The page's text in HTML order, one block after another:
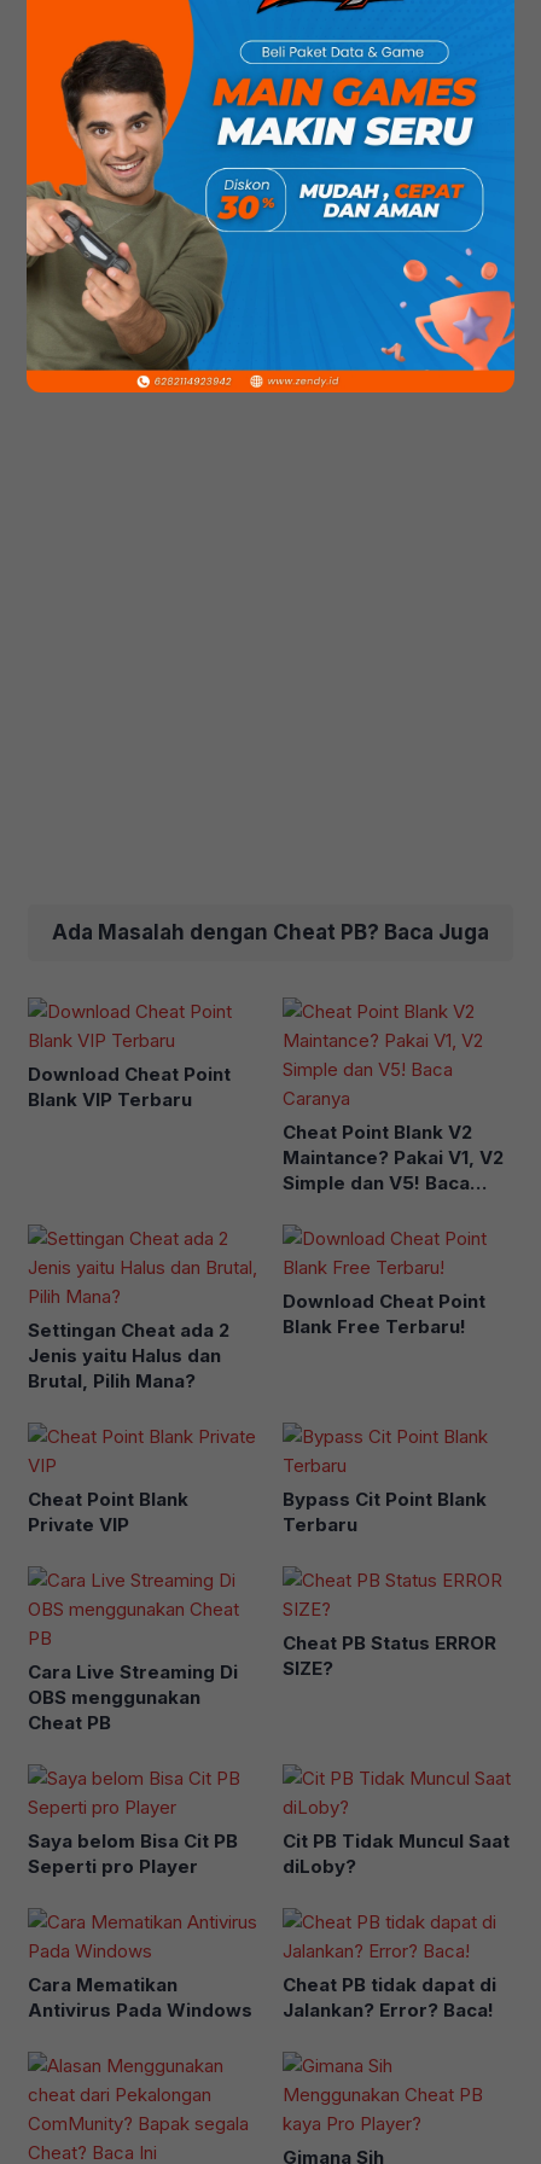
CheatPoint Blank Berbayar dan Gratis! Dalam
website ini kami hanya memberikan Artikel
Seputar Cheat Point Blank Free dari SumatraCit
Ada Masalah dengan Cheat PB? Baca Juga
Download Cheat Point
Blank VIP Terbaru
Cheat Point Blank V2
Maintance? Pakai V1, V2
Simple dan V5! Baca
Settingan Cheat ada 2
Jenis yaitu Halus dan
Brutal, Pilih Mana?
Download Cheat Point
Blank Free Terbaru!
Cheat Point Blank
Private VIP
Bypass Cit Point Blank
Terbaru
Cara Live Streaming Di
OBS menggunakan
Cheat PB
Cheat PB Status ERROR
SIZE?
Saya belom Bisa Cit PB
Seperti pro Player
Cit PB Tidak Muncul Saat
diLoby?
Cara Mematikan
Antivirus Pada Windows
Cheat PB tidak dapat di
Jalankan? Error? Baca!
Gimana Sih